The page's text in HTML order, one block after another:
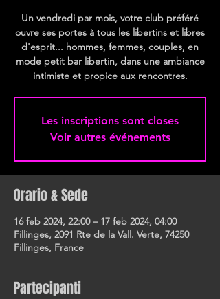
Un vendredi par mois, votre club préféré
ouvre ses portes à tous les libertins et libres
d'esprit... hommes, femmes, couples, en
mode petit bar libertin, dans une ambiance
intimiste et propice aux rencontres.
Les inscriptions sont closes
Voir autres événements
Orario & Sede
16 feb 2024, 22:00 – 17 feb 2024, 04:00
Fillinges, 2091 Rte de la Vall. Verte, 74250
Fillinges, France
Partecipanti